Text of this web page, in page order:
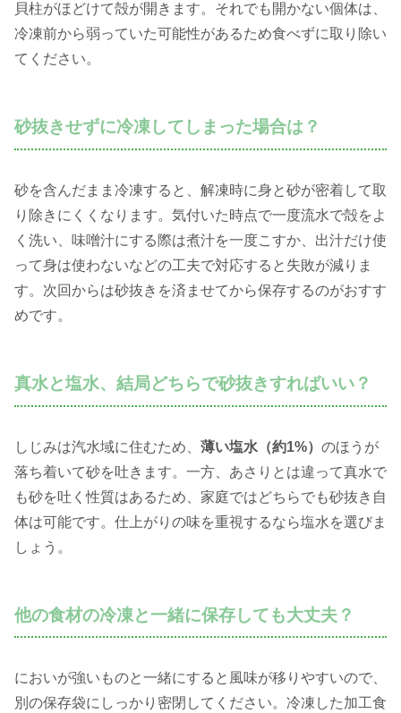
貝柱がほどけて殻が開きます。それでも開かない個体は、
冷凍前から弱っていた可能性があるため食べずに取り除い
てください。
砂抜きせずに冷凍してしまった場合は？
砂を含んだまま冷凍すると、解凍時に身と砂が密着して取
り除きにくくなります。気付いた時点で一度流水で殻をよ
く洗い、味噌汁にする際は煮汁を一度こすか、出汁だけ使
って身は使わないなどの工夫で対応すると失敗が減りま
す。次回からは砂抜きを済ませてから保存するのがおすす
めです。
真水と塩水、結局どちらで砂抜きすればいい？
しじみは汽水域に住むため、 薄い塩水（約1%） のほうが
落ち着いて砂を吐きます。一方、あさりとは違って真水で
も砂を吐く性質はあるため、家庭ではどちらでも砂抜き自
体は可能です。仕上がりの味を重視するなら塩水を選びま
しょう。
他の食材の冷凍と一緒に保存しても大丈夫？
においが強いものと一緒にすると風味が移りやすいので、
別の保存袋にしっかり密閉してください。冷凍した加工食